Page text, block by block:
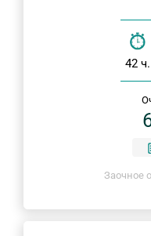
42 ч.
Заочное